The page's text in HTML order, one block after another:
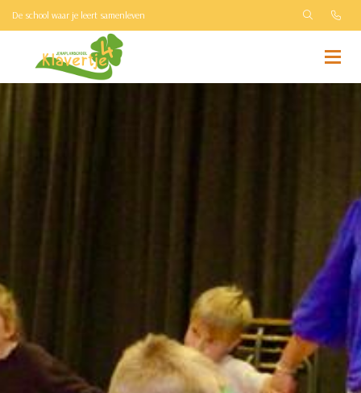
De school waar je leert samenleven